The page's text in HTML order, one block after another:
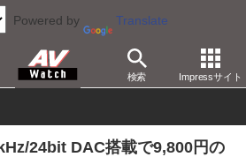
Powered by Translate
検索 Impressサイト
機器
24bit DAC搭載で9,800円の